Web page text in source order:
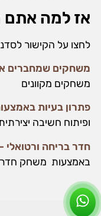
אז למה אתם
לחצו על הקישור
משחקים שמחברים
משחקים מקוונים
פתרון בעיות
ופיתוח חשיבה
חדר בריחה ורטואלי
באמצעות משחק חדר